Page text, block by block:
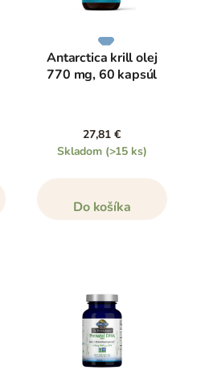
Antarctica krill olej
770 mg, 60 kapsúl
27,81 €
Skladom (>15 ks)
Do košíka